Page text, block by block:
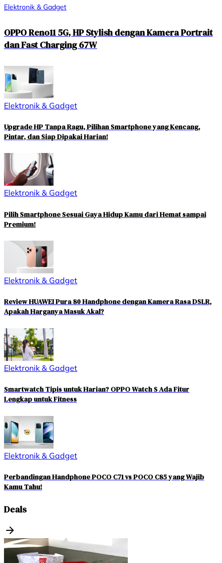
Elektronik & Gadget
OPPO Reno11 5G, HP Stylish dengan Kamera Portrait
dan Fast Charging 67W
Elektronik & Gadget
Upgrade HP Tanpa Ragu, Pilihan Smartphone yang Kencang,
Pintar, dan Siap Dipakai Harian!
Elektronik & Gadget
Pilih Smartphone Sesuai Gaya Hidup Kamu dari Hemat sampai
Premium!
Elektronik & Gadget
Review HUAWEI Pura 80 Handphone dengan Kamera Rasa DSLR,
Apakah Harganya Masuk Akal?
Elektronik & Gadget
Smartwatch Tipis untuk Harian? OPPO Watch S Ada Fitur
Lengkap untuk Fitness
Elektronik & Gadget
Perbandingan Handphone POCO C71 vs POCO C85 yang Wajib
Kamu Tahu!
Deals